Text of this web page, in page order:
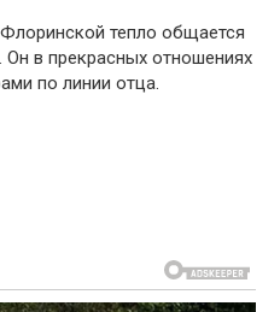
тепло общается
в прекрасных отношениях
по линии отца.